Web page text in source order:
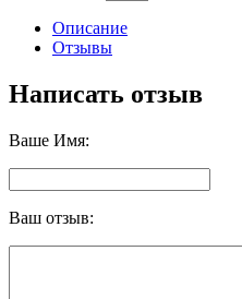
Описание
Отзывы
Написать отзыв
Ваше Имя:
Ваш отзыв: